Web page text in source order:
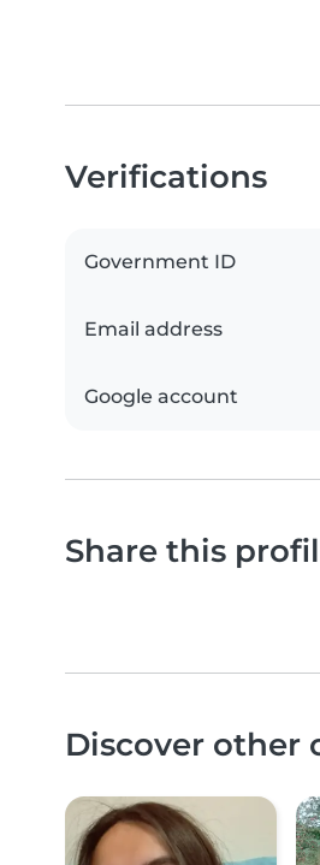
Verifications
Government ID
Email address
Google account
Share this
Discover other